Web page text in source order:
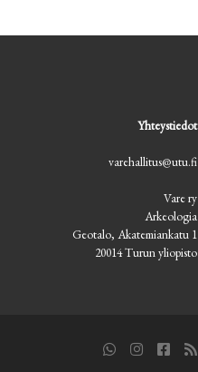
Yhteystiedot
varehallitus@utu.fi
Vare ry
Arkeologia
Geotalo, Akatemiankatu 1
20014 Turun yliopisto